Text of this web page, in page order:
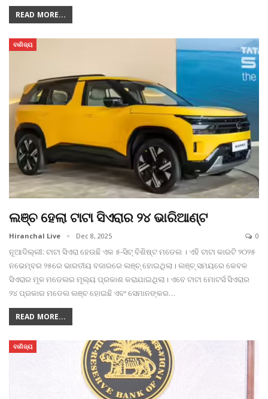
READ MORE...
ବାଣିଜ୍ୟ
ଲଞ୍ଚ ହେଲା ଟାଟା ସିଏରାର ୨୪ ଭାରିଆଣ୍ଟ
Hiranchal Live Dec 8, 2025 0
ନୂଆଦିଲ୍ଲୀ: ଟାଟା ସିଏରା ହେଉଛି ଏକ ୫-ସିଟ୍ ବିଶିଷ୍ଟ ମଡେଲ । ଏହି ଟାଟା କାରଟି ୨୦୨୫
ନଭେମ୍ବର ୨୫ରେ ଭାରତୀୟ ବଜାରରେ ଲଞ୍ଚ୍ ହୋଇଥିଲା। ଲଞ୍ଚ୍ ସମୟରେ କେବଳ
ସିଏରାର ମୂଳ ମଡେଲର ମୂଲ୍ୟ ପ୍ରକାଶ କରାଯାଇଥିଲା। ଏବେ ଟାଟା ମୋଟର୍ସ ସିଏରାର
୨୪ ପ୍ରକାର ମଡେଲ ଲଞ୍ଚ ହୋଇଛି ଏବଂ ସେମାନଙ୍କର…
READ MORE...
ବାଣିଜ୍ୟ